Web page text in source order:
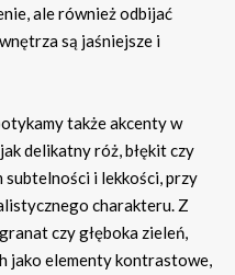
ale również odbijać
są jaśniejsze i
także akcenty w
delikatny róż, błękit czy
i lekkości, przy
charakteru. Z
czy głęboka zieleń,
jako elementy kontrastowe,